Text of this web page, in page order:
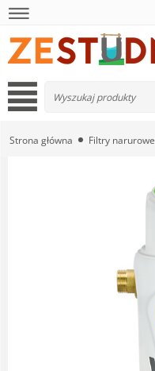
Strona główna Filtry narurowe